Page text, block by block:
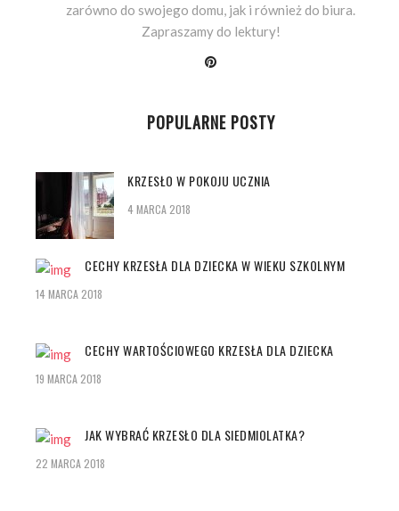
zarówno do swojego domu, jak i również do biura.
Zapraszamy do lektury!
POPULARNE POSTY
KRZESŁO W POKOJU UCZNIA
4 MARCA 2018
CECHY KRZESŁA DLA DZIECKA W WIEKU SZKOLNYM
14 MARCA 2018
CECHY WARTOŚCIOWEGO KRZESŁA DLA DZIECKA
19 MARCA 2018
JAK WYBRAĆ KRZESŁO DLA SIEDMIOLATKA?
22 MARCA 2018